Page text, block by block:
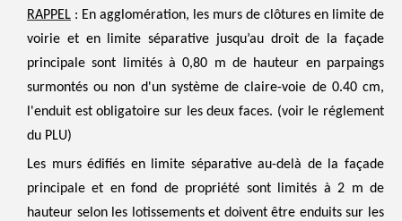
RAPPEL : En agglomération, les murs de clôtures en limite de
voirie et en limite séparative jusqu’au droit de la façade
principale sont limités à 0,80 m de hauteur en parpaings
surmontés ou non d'un système de claire-voie de 0.40 cm,
l'enduit est obligatoire sur les deux faces. (voir le réglement
du PLU)
Les murs édifiés en limite séparative au-delà de la façade
principale et en fond de propriété sont limités à 2 m de
hauteur selon les lotissements et doivent être enduits sur les